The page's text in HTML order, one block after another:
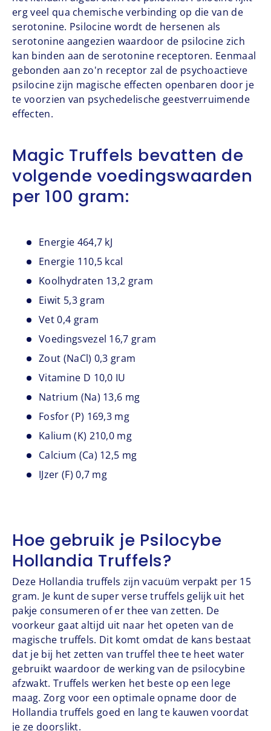
erg veel qua chemische verbinding op die van de
serotonine. Psilocine wordt de hersenen als
serotonine aangezien waardoor de psilocine zich
kan binden aan de serotonine receptoren. Eenmaal
gebonden aan zo'n receptor zal de psychoactieve
psilocine zijn magische effecten openbaren door je
te voorzien van psychedelische geestverruimende
effecten.
Magic Truffels bevatten de
volgende voedingswaarden
per 100 gram:
Energie 464,7 kJ
Energie 110,5 kcal
Koolhydraten 13,2 gram
Eiwit 5,3 gram
Vet 0,4 gram
Voedingsvezel 16,7 gram
Zout (NaCl) 0,3 gram
Vitamine D 10,0 IU
Natrium (Na) 13,6 mg
Fosfor (P) 169,3 mg
Kalium (K) 210,0 mg
Calcium (Ca) 12,5 mg
IJzer (F) 0,7 mg
Hoe gebruik je Psilocybe
Hollandia Truffels?
Deze Hollandia truffels zijn vacuüm verpakt per 15
gram. Je kunt de super verse truffels gelijk uit het
pakje consumeren of er thee van zetten. De
voorkeur gaat altijd uit naar het opeten van de
magische truffels. Dit komt omdat de kans bestaat
dat je bij het zetten van truffel thee te heet water
gebruikt waardoor de werking van de psilocybine
afzwakt. Truffels werken het beste op een lege
maag. Zorg voor een optimale opname door de
Hollandia truffels goed en lang te kauwen voordat
je ze doorslikt.